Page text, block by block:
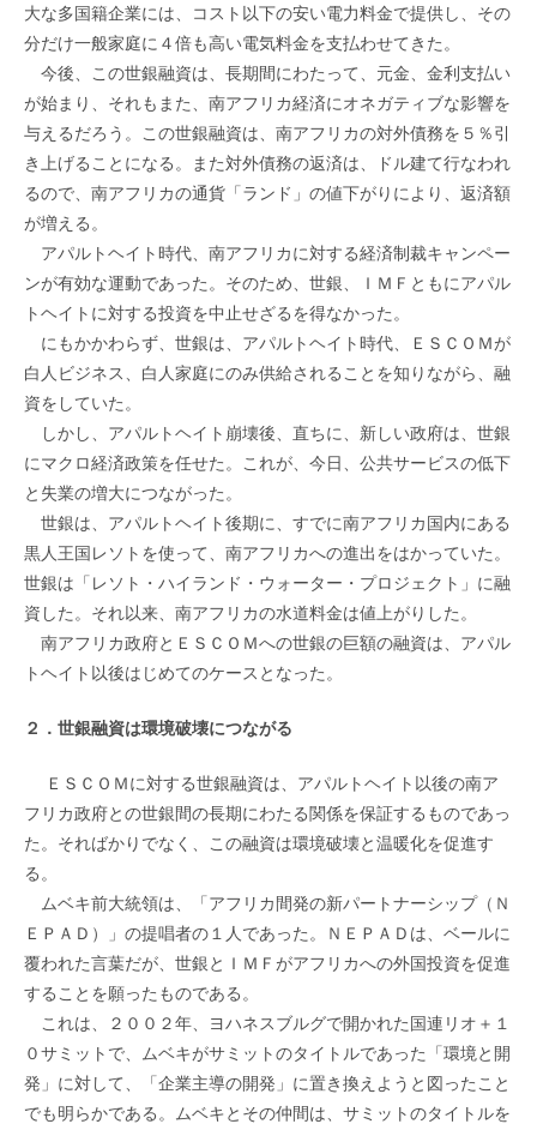
大な多国籍企業には、コスト以下の安い電力料金で提供し、その
分だけ一般家庭に４倍も高い電気料金を支払わせてきた。
今後、この世銀融資は、長期間にわたって、元金、金利支払い
が始まり、それもまた、南アフリカ経済にオネガティブな影響を
与えるだろう。この世銀融資は、南アフリカの対外債務を５％引
き上げることになる。また対外債務の返済は、ドル建て行なわれ
るので、南アフリカの通貨「ランド」の値下がりにより、返済額
が増える。
アパルトヘイト時代、南アフリカに対する経済制裁キャンペー
ンが有効な運動であった。そのため、世銀、ＩＭＦともにアパル
トヘイトに対する投資を中止せざるを得なかった。
にもかかわらず、世銀は、アパルトヘイト時代、ＥＳＣＯＭが
白人ビジネス、白人家庭にのみ供給されることを知りながら、融
資をしていた。
しかし、アパルトヘイト崩壊後、直ちに、新しい政府は、世銀
にマクロ経済政策を任せた。これが、今日、公共サービスの低下
と失業の増大につながった。
世銀は、アパルトヘイト後期に、すでに南アフリカ国内にある
黒人王国レソトを使って、南アフリカへの進出をはかっていた。
世銀は「レソト・ハイランド・ウォーター・プロジェクト」に融
資した。それ以来、南アフリカの水道料金は値上がりした。
南アフリカ政府とＥＳＣＯＭへの世銀の巨額の融資は、アパル
トヘイト以後はじめてのケースとなった。
２．世銀融資は環境破壊につながる
ＥＳＣＯＭに対する世銀融資は、アパルトヘイト以後の南ア
フリカ政府との世銀間の長期にわたる関係を保証するものであっ
た。そればかりでなく、この融資は環境破壊と温暖化を促進す
る。
ムベキ前大統領は、「アフリカ間発の新パートナーシップ（Ｎ
ＥＰＡＤ）」の提唱者の１人であった。ＮＥＰＡＤは、ベールに
覆われた言葉だが、世銀とＩＭＦがアフリカへの外国投資を促進
することを願ったものである。
これは、２００２年、ヨハネスブルグで開かれた国連リオ＋１
０サミットで、ムベキがサミットのタイトルであった「環境と開
発」に対して、「企業主導の開発」に置き換えようと図ったこと
でも明らかである。ムベキとその仲間は、サミットのタイトルを